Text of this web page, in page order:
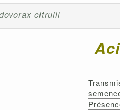
citrulli